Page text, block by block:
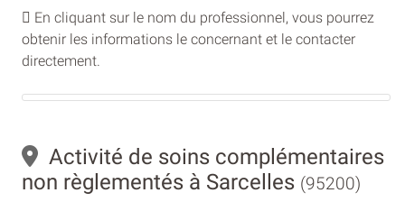
En cliquant sur le nom du professionnel, vous pourrez
obtenir les informations le concernant et le contacter
directement.
Activité de soins complémentaires
non règlementés à Sarcelles (95200)